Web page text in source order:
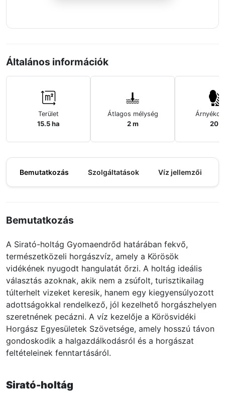
Általános információk
Terület
15.5 ha
Átlagos mélység
2 m 20%
Bemutatkozás Szolgáltatások Víz jellemzői
Bemutatkozás
A Sirató-holtág Gyomaendrőd határában fekvő,
természetközeli horgászvíz, amely a Körösök
vidékének nyugodt hangulatát őrzi. A holtág ideális
választás azoknak, akik nem a zsúfolt, turisztikailag
túlterhelt vizeket keresik, hanem egy kiegyensúlyozott
adottságokkal rendelkező, jól kezelhető horgászhelyen
szeretnének pecázni. A víz kezelője a Körösvidéki
Horgász Egyesületek Szövetsége, amely hosszú távon
gondoskodik a halgazdálkodásról és a horgászat
feltételeinek fenntartásáról.
Sirató-holtág